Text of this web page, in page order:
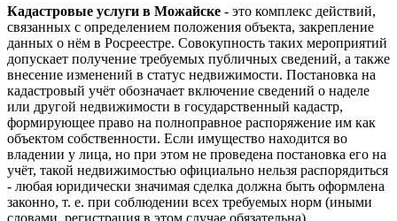
Кадастровые услуги в Можайске - это комплекс действий,
связанных с определением положения объекта, закрепление
данных о нём в Росреестре. Совокупность таких мероприятий
допускает получение требуемых публичных сведений, а также
внесение изменений в статус недвижимости. Постановка на
кадастровый учёт обозначает включение сведений о наделе
или другой недвижимости в государственный кадастр,
формирующее право на полноправное распоряжение им как
объектом собственности. Если имущество находится во
владении у лица, но при этом не проведена постановка его на
учёт, такой недвижимостью официально нельзя распорядиться
- любая юридически значимая сделка должна быть оформлена
законно, т. е. при соблюдении всех требуемых норм (иными
словами, регистрация в этом случае обязательна).